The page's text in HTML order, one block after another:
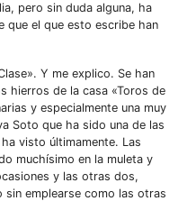
pero sin duda alguna, ha
que el que esto escribe han
Y me explico. Se han
hierros de la casa «Toros de
y especialmente una muy
Soto que ha sido una de las
visto últimamente. Las
muchísimo en la muleta y
y las otras dos,
emplearse como las otras